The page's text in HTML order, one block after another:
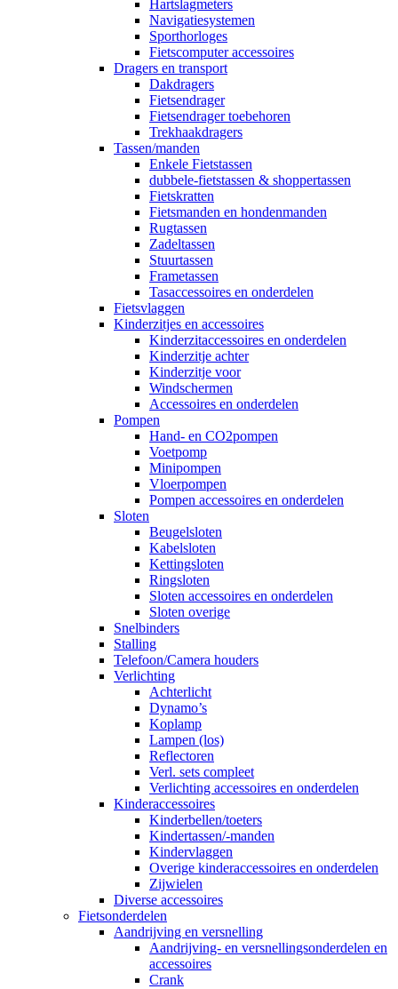
Hartslagmeters
Navigatiesystemen
Sporthorloges
Fietscomputer accessoires
Dragers en transport
Dakdragers
Fietsendrager
Fietsendrager toebehoren
Trekhaakdragers
Tassen/manden
Enkele Fietstassen
dubbele-fietstassen & shoppertassen
Fietskratten
Fietsmanden en hondenmanden
Rugtassen
Zadeltassen
Stuurtassen
Frametassen
Tasaccessoires en onderdelen
Fietsvlaggen
Kinderzitjes en accessoires
Kinderzitaccessoires en onderdelen
Kinderzitje achter
Kinderzitje voor
Windschermen
Accessoires en onderdelen
Pompen
Hand- en CO2pompen
Voetpomp
Minipompen
Vloerpompen
Pompen accessoires en onderdelen
Sloten
Beugelsloten
Kabelsloten
Kettingsloten
Ringsloten
Sloten accessoires en onderdelen
Sloten overige
Snelbinders
Stalling
Telefoon/Camera houders
Verlichting
Achterlicht
Dynamo’s
Koplamp
Lampen (los)
Reflectoren
Verl. sets compleet
Verlichting accessoires en onderdelen
Kinderaccessoires
Kinderbellen/toeters
Kindertassen/-manden
Kindervlaggen
Overige kinderaccessoires en onderdelen
Zijwielen
Diverse accessoires
Fietsonderdelen
Aandrijving en versnelling
Aandrijving- en versnellingsonderdelen en
accessoires
Crank